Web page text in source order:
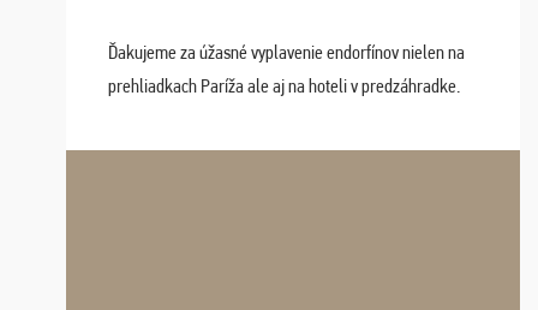
Ďakujeme za úžasné vyplavenie endorfínov nielen na
prehliadkach Paríža ale aj na hoteli v predzáhradke.
spomínať a zväžujeme repete budúci rok : ...